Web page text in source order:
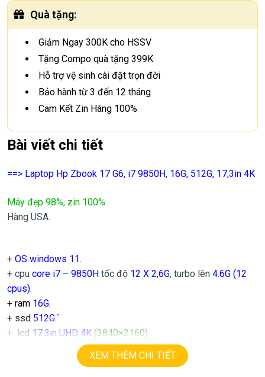
Quà tặng:
Giảm Ngay 300K cho HSSV
Tặng Compo quà tặng 399K
Hỗ trợ vệ sinh cài đặt trọn đời
Bảo hành từ 3 đến 12 tháng
Cam Kết Zin Hãng 100%
Bài viết chi tiết
==> Laptop Hp Zbook 17 G6, i7 9850H, 16G, 512G, 17,3in 4K
Máy đẹp 98%, zin 100%.
Hàng USA.
+ OS windows 11.
+ cpu core i7 – 9850H tốc độ 12 X 2,6G, turbo lên 4.6G (12
cpus).
+ ram 16G.
+ ssd 512G.`
+ lcd 17.3in UHD 4K (3840×2160)
intel UHD630.
USB type C, usb 3.0, webcam, HDMI.
XEM THÊM CHI TIẾT